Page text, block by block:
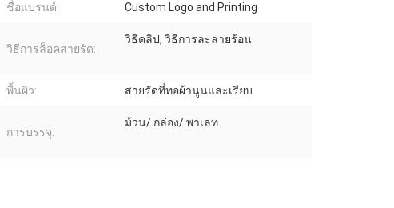
ชื่อแบรนด์: Custom Logo and Printing
วิธีการล็อคสายรัด:
วิธีคลิป, วิธีการละลายร้อน
พื้นผิว: สายรัดที่ทอผ้านูนและเรียบ
การบรรจุ:
ม้วน/ กล่อง/ พาเลท